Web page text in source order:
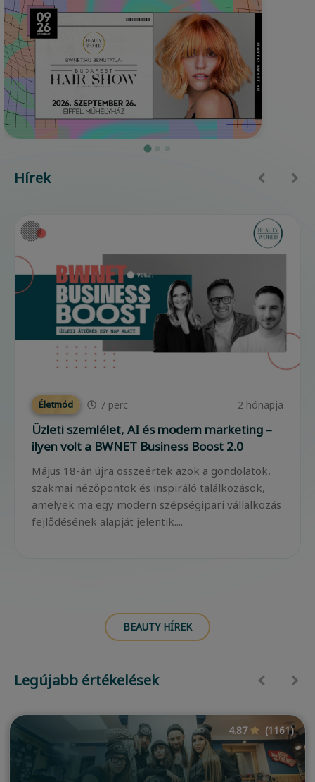
Hírek
Életmód 7 perc 2 hónapja
Üzleti szemlélet, AI és modern marketing –
ilyen volt a BWNET Business Boost 2.0
Május 18-án újra összeértek azok a gondolatok,
szakmai nézőpontok és inspiráló találkozások,
amelyek ma egy modern szépségipari vállalkozás
fejlődésének alapját jelentik....
BEAUTY HÍREK
Legújabb értékelések
4.87 (1161)